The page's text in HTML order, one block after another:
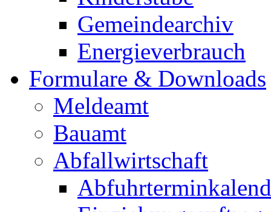
Gemeindearchiv
Energieverbrauch
Formulare & Downloads
Meldeamt
Bauamt
Abfallwirtschaft